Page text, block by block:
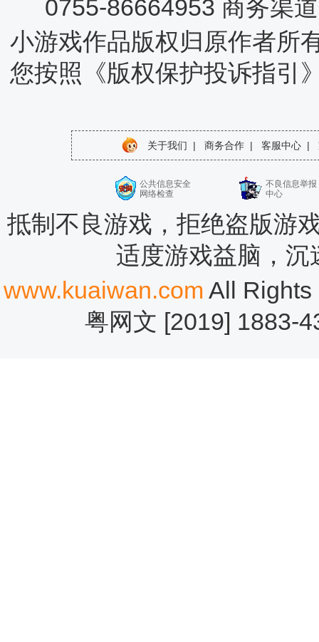
0755-86664953 商务渠
小游戏作品版权归原作者所
您按照《版权保护投诉指引
关于我们 | 商务合作 | 客服中心 |
公共信息安全
网络检查
不良信息举报
中心
抵制不良游戏，拒绝盗版游
适度游戏益脑，沉
www.kuaiwan.com All Rights
粤网文 [2019] 1883-